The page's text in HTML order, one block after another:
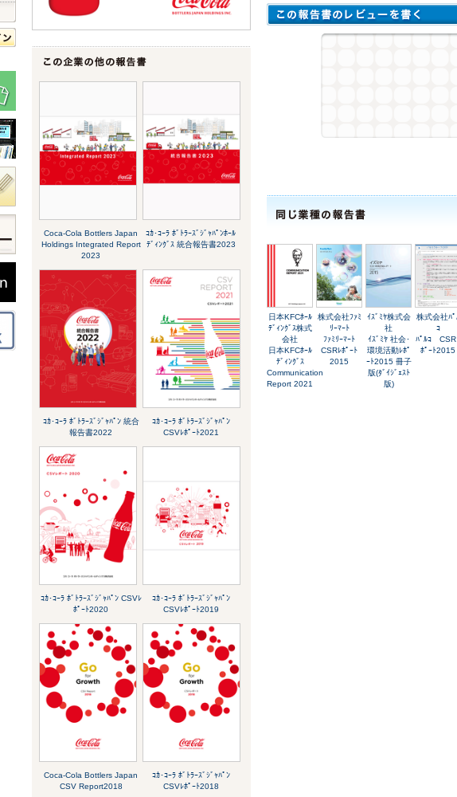
Coca-Cola Bottlers Japan
Holdings Integrated Report
2023
ｺｶ･ｺｰﾗ ﾎﾞﾄﾗｰｽﾞｼﾞｬﾊﾟﾝﾎｰﾙ
ﾃﾞｨﾝｸﾞｽ 統合報告書2023
ｺｶ･ｺｰﾗ ﾎﾞﾄﾗｰｽﾞｼﾞｬﾊﾟﾝ 統合
報告書2022
ｺｶ･ｺｰﾗ ﾎﾞﾄﾗｰｽﾞｼﾞｬﾊﾟﾝ
CSVﾚﾎﾟｰﾄ2021
ｺｶ･ｺｰﾗ ﾎﾞﾄﾗｰｽﾞｼﾞｬﾊﾟﾝ CSVﾚ
ﾎﾟｰﾄ2020
ｺｶ･ｺｰﾗ ﾎﾞﾄﾗｰｽﾞｼﾞｬﾊﾟﾝ
CSVﾚﾎﾟｰﾄ2019
Coca-Cola Bottlers Japan
CSV Report2018
ｺｶ･ｺｰﾗ ﾎﾞﾄﾗｰｽﾞｼﾞｬﾊﾟﾝ
CSVﾚﾎﾟｰﾄ2018
日本KFCﾎｰﾙ
ﾃﾞｨﾝｸﾞｽ株式
会社
日本KFCﾎｰﾙ
ﾃﾞｨﾝｸﾞｽ
Communication
Report 2021
株式会社ﾌｧﾐ
ﾘｰﾏｰﾄ
ﾌｧﾐﾘｰﾏｰﾄ
CSRﾚﾎﾟｰﾄ
2015
ｲｽﾞﾐﾔ株式会
社
ｲｽﾞﾐﾔ 社会･
環境活動ﾚﾎﾟ
ｰﾄ2015 冊子
版(ﾀﾞｲｼﾞｪｽﾄ
版)
株式会社ﾊﾟ
ｺ
ﾊﾟﾙｺ CSR
ﾎﾟｰﾄ2015